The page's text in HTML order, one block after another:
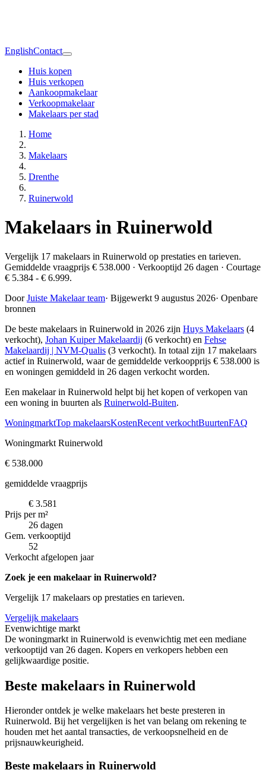
EnglishContact
Huis kopen
Huis verkopen
Aankoopmakelaar
Verkoopmakelaar
Makelaars per stad
Home
Makelaars
Drenthe
Ruinerwold
Makelaars in Ruinerwold
Vergelijk 17 makelaars in Ruinerwold op prestaties en tarieven.
Gemiddelde vraagprijs € 538.000 · Verkooptijd 26 dagen · Courtage
€ 5.384 - € 6.999.
DoorJuiste Makelaar team· Bijgewerkt 9 augustus 2026· Openbare
bronnen
De beste makelaars in Ruinerwold in 2026 zijn Huys Makelaars (4
verkocht), Johan Kuiper Makelaardij (6 verkocht) en Fehse
Makelaardij | NVM-Qualis (3 verkocht). In totaal zijn 17 makelaars
actief in Ruinerwold, waar de gemiddelde verkoopprijs € 538.000 is
en woningen gemiddeld in 26 dagen verkocht worden.
Een makelaar in Ruinerwold helpt bij het kopen of verkopen van
een woning in buurten als Ruinerwold-Buiten.
WoningmarktTop makelaarsKostenRecent verkochtBuurtenFAQ
Woningmarkt Ruinerwold
€ 538.000
gemiddelde vraagprijs
€ 3.581
Prijs per m²
26 dagen
Gem. verkooptijd
52
Verkocht afgelopen jaar
Zoek je een makelaar in Ruinerwold?
Vergelijk 17 makelaars op prestaties en tarieven.
Vergelijk makelaars
Evenwichtige markt
De woningmarkt in Ruinerwold is evenwichtig met een mediane
verkooptijd van 26 dagen. Kopers en verkopers hebben een
gelijkwaardige positie.
Beste makelaars in Ruinerwold
Hieronder ontdek je welke makelaars het beste presteren in
Ruinerwold. Bij het vergelijken is het van belang om rekening te
houden met het aantal transacties, de verkoopsnelheid en de
prijsnauwkeurigheid.
Beste makelaars in Ruinerwold